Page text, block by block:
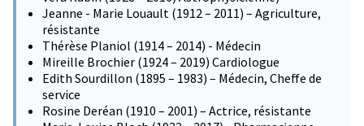
Jeanne - Marie Louault (1912 – 2011) – Agriculture,
résistante
Thérèse Planiol (1914 – 2014) - Médecin
Mireille Brochier (1924 – 2019) Cardiologue
Edith Sourdillon (1895 – 1983) – Médecin, Cheffe de
service
Rosine Deréan (1910 – 2001) – Actrice, résistante